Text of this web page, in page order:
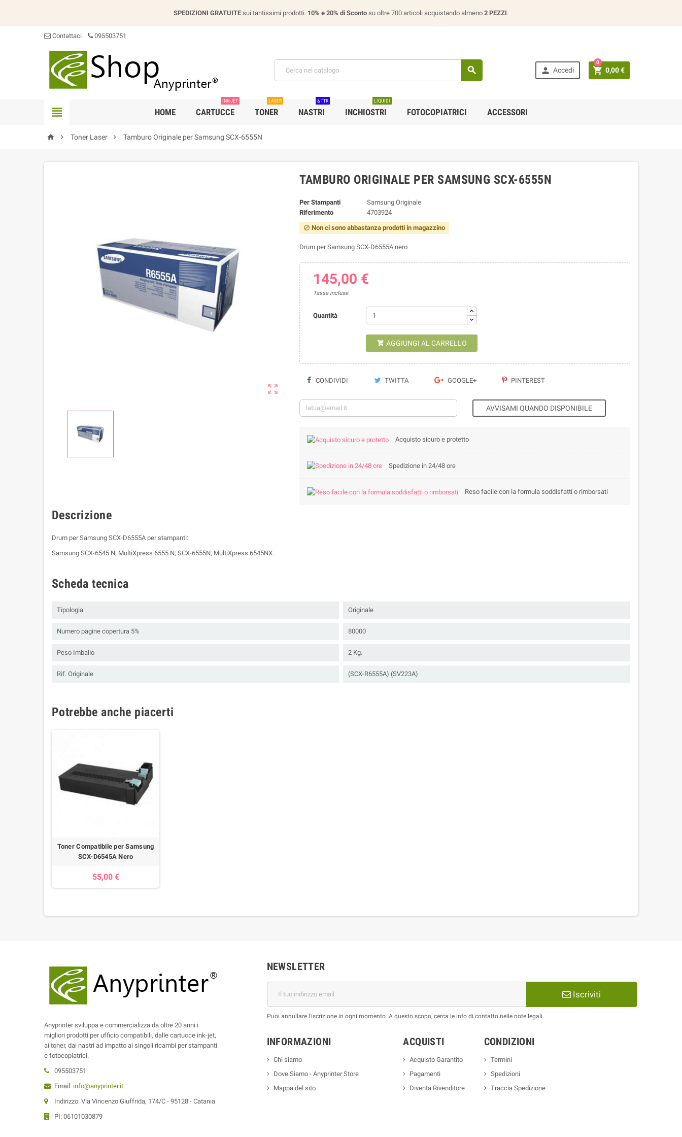
SPEDIZIONI GRATUITE sui tantissimi prodotti. 10% e 20% di Sconto su oltre 700 articoli acquistando almeno 2 PEZZI.
Contattaci 095503751
  Accedi  0,00 €
0
 HOME CARTUCCE
INK-JET
TONER
LASER
NASTRI
& TTR
INCHIOSTRI
LIQUIDI
FOTOCOPIATRICI ACCESSORI
  Toner Laser  Tamburo Originale per Samsung SCX-6555N

TAMBURO ORIGINALE PER SAMSUNG SCX-6555N
Per Stampanti
Samsung Originale
Riferimento
4703924
 Non ci sono abbastanza prodotti in magazzino
Drum per Samsung SCX-D6555A nero
145,00 €
Tasse incluse
Quantità
 AGGIUNGI AL CARRELLO
CONDIVIDI TWITTA GOOGLE+ PINTEREST
AVVISAMI QUANDO DISPONIBILE
Acquisto sicuro e protetto
Spedizione in 24/48 ore
Reso facile con la formula soddisfatti o rimborsati
Descrizione
Drum per Samsung SCX-D6555A per stampanti:
Samsung SCX-6545 N; MultiXpress 6555 N; SCX-6555N; MultiXpress 6545NX.
Scheda tecnica
Tipologia Originale
Numero pagine copertura 5% 80000
Peso Imballo 2 Kg.
Rif. Originale (SCX-R6555A) (SV223A)
Potrebbe anche piacerti
Toner Compatibile per Samsung
SCX-D6545A Nero
55,00 €
Anyprinter sviluppa e commercializza da oltre 20 anni i
migliori prodotti per ufficio compatibili, dalle cartucce ink-jet,
ai toner, dai nastri ad impatto ai singoli ricambi per stampanti
e fotocopiatrici.
095503751
Email: info@anyprinter.it
Indirizzo: Via Vincenzo Giuffrida, 174/C - 95128 - Catania
PI: 06101030879
NEWSLETTER
Iscriviti
Puoi annullare l'iscrizione in ogni momento. A questo scopo, cerca le info di contatto nelle note legali.
INFORMAZIONI
Chi siamo
Dove Siamo - Anyprinter Store
Mappa del sito
ACQUISTI
Acquisto Garantito
Pagamenti
Diventa Rivenditore
CONDIZIONI
Termini
Spedizioni
Traccia Spedizione